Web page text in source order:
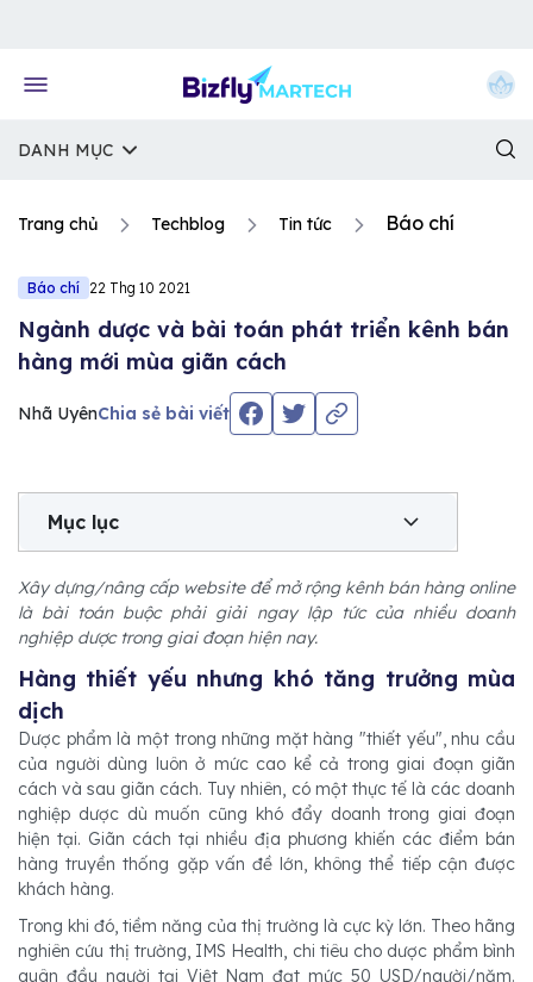
DANH MỤC
Trang chủ Techblog Tin tức Báo chí
Báo chí 22 Thg 10 2021
Ngành dược và bài toán phát triển kênh bán
hàng mới mùa giãn cách
Nhã UyênChia sẻ bài viết
Mục lục
Xây dựng/nâng cấp website để mở rộng kênh bán hàng online
là bài toán buộc phải giải ngay lập tức của nhiều doanh
nghiệp dược trong giai đoạn hiện nay.
Hàng thiết yếu nhưng khó tăng trưởng mùa
dịch
Dược phẩm là một trong những mặt hàng "thiết yếu", nhu cầu
của người dùng luôn ở mức cao kể cả trong giai đoạn giãn
cách và sau giãn cách. Tuy nhiên, có một thực tế là các doanh
nghiệp dược dù muốn cũng khó đẩy doanh trong giai đoạn
hiện tại. Giãn cách tại nhiều địa phương khiến các điểm bán
hàng truyền thống gặp vấn đề lớn, không thể tiếp cận được
khách hàng.
Trong khi đó, tiềm năng của thị trường là cực kỳ lớn. Theo hãng
nghiên cứu thị trường, IMS Health, chi tiêu cho dược phẩm bình
quân đầu người tại Việt Nam đạt mức 50 USD/người/năm.